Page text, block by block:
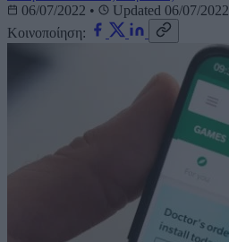
06/07/2022 •
Updated 06/07/2022
Κοινοποίηση: